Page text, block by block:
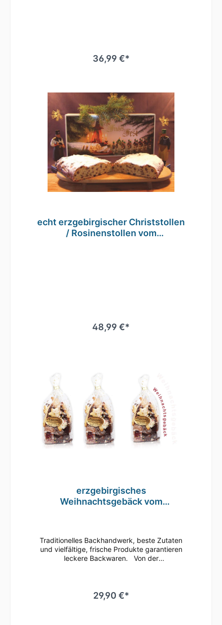
36,99 €*
echt erzgebirgischer Christstollen
/ Rosinenstollen vom
48,99 €*
erzgebirgisches
Weihnachtsgebäck vom
Traditionelles Backhandwerk, beste Zutaten
und vielfältige, frische Produkte garantieren
leckere Backwaren. Von der
Die Mischung besteht aus Käfersteinchen
(ein Art Spitzkuchen), Oblaten, gefüllten
29,90 €*